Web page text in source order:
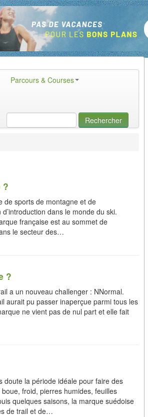
Parcours & Courses
Rechercher
?
de sports de montagne et de
dans le monde du ski.
française est au sommet de
le secteur des…
?
a un nouveau challenger : NNormal.
aurait pu passer inaperçue parmi tous les
ne vient pas de nul part et elle fait
doute la période idéale pour faire des
froid, pierres humides, feuilles
quelques saisons, la marque suédoise
de trail et de…